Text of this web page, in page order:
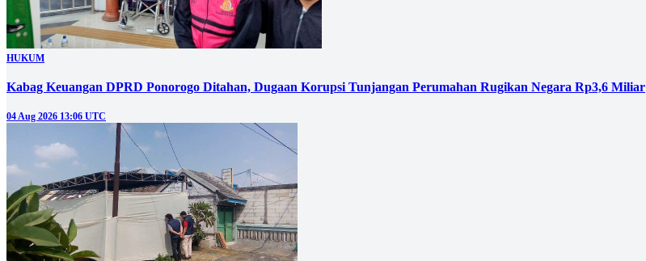
HUKUM
Kabag Keuangan DPRD Ponorogo Ditahan, Dugaan Korupsi Tunjangan Perumahan Rugikan Negara Rp3,6 Miliar
04 Aug 2026 13:06 UTC